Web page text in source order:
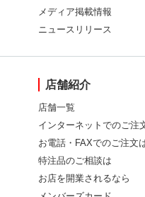
メディア掲載情報
ニュースリリース
店舗紹介
店舗一覧
インターネットでのご注
お電話・FAXでのご注文
特注品のご相談は
お店を開業されるなら